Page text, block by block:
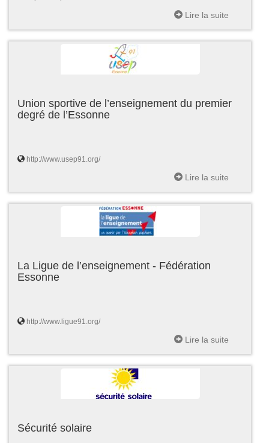
Lire la suite
Union sportive de l’enseignement du premier
degré de l’Essonne
http://www.usep91.org/
Lire la suite
La Ligue de l’enseignement - Fédération
Essonne
http://www.ligue91.org/
Lire la suite
Sécurité solaire